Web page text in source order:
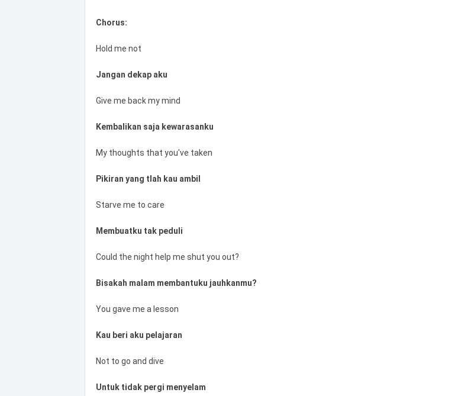
Chorus:
Hold me not
Jangan dekap aku
Give me back my mind
Kembalikan saja kewarasanku
My thoughts that you've taken
Pikiran yang tlah kau ambil
Starve me to care
Membuatku tak peduli
Could the night help me shut you out?
Bisakah malam membantuku jauhkanmu?
You gave me a lesson
Kau beri aku pelajaran
Not to go and dive
Untuk tidak pergi menyelam